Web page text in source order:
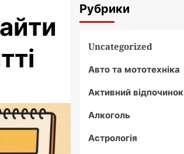
Рубрики
Uncategorized
Авто та мототехніка
Активний відпочинок
Алкоголь
Астрологія